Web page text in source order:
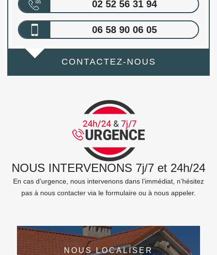
02 52 56 31 94
06 58 90 06 05
CONTACTEZ-NOUS
NOUS INTERVENONS 7j/7 et 24h/24
En cas d’urgence, nous intervenons dans l’immédiat, n’hésitez
pas à nous contacter via le formulaire ou à nous appeler.
NOUS LOCALISER